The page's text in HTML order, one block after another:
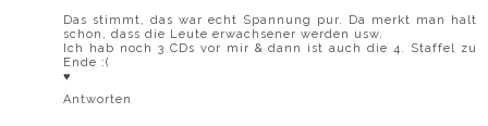
Das stimmt, das war echt Spannung pur. Da merkt man halt
schon, dass die Leute erwachsener werden usw.
Ich hab noch 3 CDs vor mir & dann ist auch die 4. Staffel zu
Ende :(
♥
Antworten